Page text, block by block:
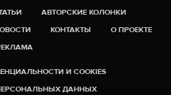
АВТОРСКИЕ КОЛОНКИ
КОНТАКТЫ
О ПРОЕКТЕ
И COOKIES
ДАННЫХ